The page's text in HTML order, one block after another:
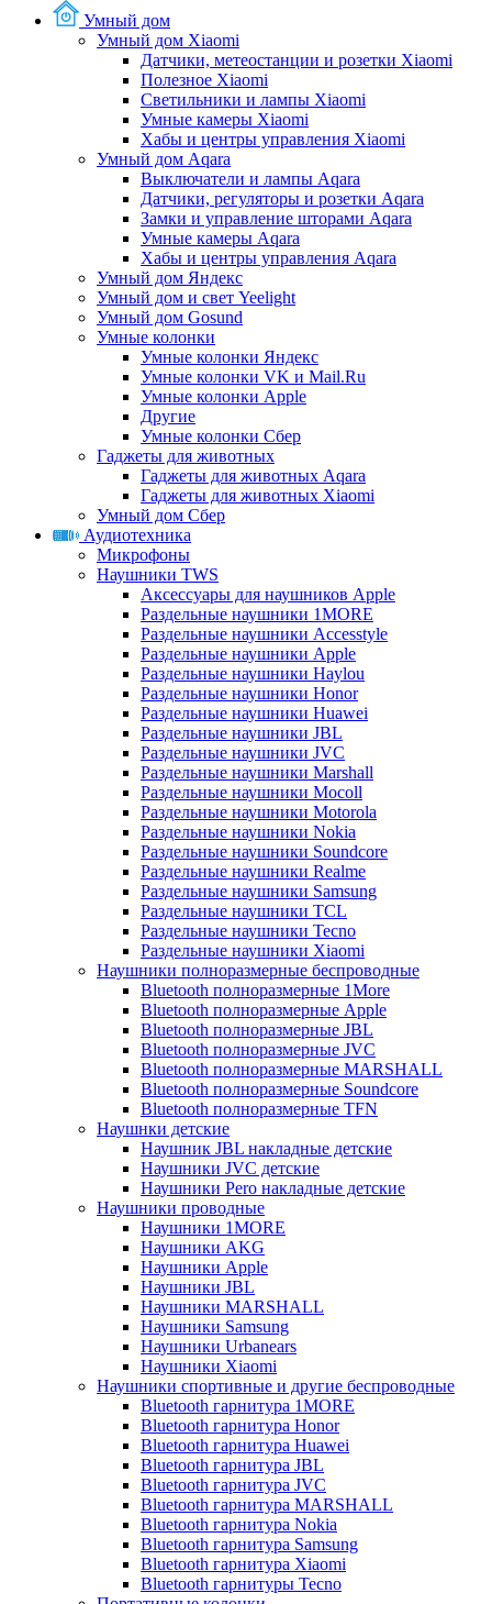
Умный дом
Умный дом Xiaomi
Датчики, метеостанции и розетки Xiaomi
Полезное Xiaomi
Светильники и лампы Xiaomi
Умные камеры Xiaomi
Хабы и центры управления Xiaomi
Умный дом Aqara
Выключатели и лампы Aqara
Датчики, регуляторы и розетки Aqara
Замки и управление шторами Aqara
Умные камеры Aqara
Хабы и центры управления Aqara
Умный дом Яндекс
Умный дом и свет Yeelight
Умный дом Gosund
Умные колонки
Умные колонки Яндекс
Умные колонки VK и Mail.Ru
Умные колонки Apple
Другие
Умные колонки Сбер
Гаджеты для животных
Гаджеты для животных Aqara
Гаджеты для животных Xiaomi
Умный дом Сбер
Аудиотехника
Микрофоны
Наушники TWS
Аксессуары для наушников Apple
Раздельные наушники 1MORE
Раздельные наушники Accesstyle
Раздельные наушники Apple
Раздельные наушники Haylou
Раздельные наушники Honor
Раздельные наушники Huawei
Раздельные наушники JBL
Раздельные наушники JVC
Раздельные наушники Marshall
Раздельные наушники Mocoll
Раздельные наушники Motorola
Раздельные наушники Nokia
Раздельные наушники Soundcore
Раздельные наушники Realme
Раздельные наушники Samsung
Раздельные наушники TCL
Раздельные наушники Tecno
Раздельные наушники Xiaomi
Наушники полноразмерные беспроводные
Bluetooth полноразмерные 1More
Bluetooth полноразмерные Apple
Bluetooth полноразмерные JBL
Bluetooth полноразмерные JVC
Bluetooth полноразмерные MARSHALL
Bluetooth полноразмерные Soundcore
Bluetooth полноразмерные TFN
Наушнки детские
Наушник JBL накладные детские
Наушники JVC детские
Наушники Pero накладные детские
Наушники проводные
Наушники 1MORE
Наушники AKG
Наушники Apple
Наушники JBL
Наушники MARSHALL
Наушники Samsung
Наушники Urbanears
Наушники Xiaomi
Наушники спортивные и другие беспроводные
Bluetooth гарнитура 1MORE
Bluetooth гарнитура Honor
Bluetooth гарнитура Huawei
Bluetooth гарнитура JBL
Bluetooth гарнитура JVC
Bluetooth гарнитура MARSHALL
Bluetooth гарнитура Nokia
Bluetooth гарнитура Samsung
Bluetooth гарнитура Xiaomi
Bluetooth гарнитуры Tecno